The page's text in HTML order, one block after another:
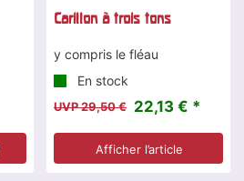
Carillon à trois tons
y compris le fléau
En stock
UVP 29,50 € 22,13 € *
Afficher l’article